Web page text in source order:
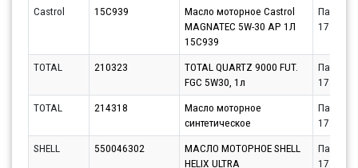
Castrol 15C939
Масло моторное Castrol
MAGNATEC 5W-30 AP 1Л
15C939
Партнёр
TOTAL 210323
TOTAL QUARTZ 9000 FUT.
FGC 5W30, 1л
Партнёр
TOTAL
214318
Масло моторное
синтетическое
Партнёр
SHELL
550046302
МАСЛО МОТОРНОЕ SHELL
HELIX ULTRA
Партнёр